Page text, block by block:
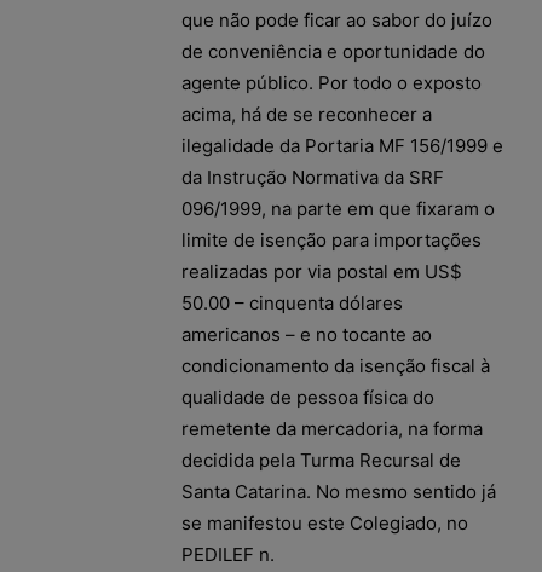
que não pode ficar ao sabor do juízo
de conveniência e oportunidade do
agente público. Por todo o exposto
acima, há de se reconhecer a
ilegalidade da Portaria MF 156/1999 e
da Instrução Normativa da SRF
096/1999, na parte em que fixaram o
limite de isenção para importações
realizadas por via postal em US$
50.00 – cinquenta dólares
americanos – e no tocante ao
condicionamento da isenção fiscal à
qualidade de pessoa física do
remetente da mercadoria, na forma
decidida pela Turma Recursal de
Santa Catarina. No mesmo sentido já
se manifestou este Colegiado, no
PEDILEF n.